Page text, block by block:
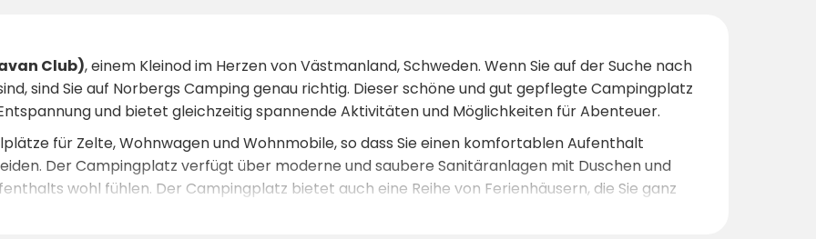
Club), einem Kleinod im Herzen von Västmanland, Schweden. Wenn Sie auf der Suche nach
sind Sie auf Norbergs Camping genau richtig. Dieser schöne und gut gepflegte Campingplatz
und bietet gleichzeitig spannende Aktivitäten und Möglichkeiten für Abenteuer.
für Zelte, Wohnwagen und Wohnmobile, so dass Sie einen komfortablen Aufenthalt
Der Campingplatz verfügt über moderne und saubere Sanitäranlagen mit Duschen und
wohl fühlen. Der Campingplatz bietet auch eine Reihe von Ferienhäusern, die Sie ganz